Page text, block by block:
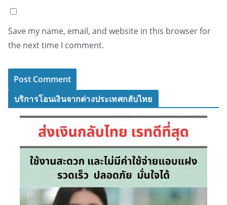
Save my name, email, and website in this browser for
the next time I comment.
บริการโอนเงินจากต่างประเทศกลับไทย